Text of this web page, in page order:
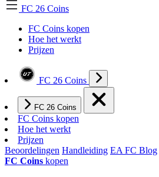
FC 26 Coins
FC Coins kopen
Hoe het werkt
Prijzen
FC 26 Coins
FC 26 Coins
FC Coins kopen
Hoe het werkt
Prijzen
Beoordelingen Handleiding EA FC Blog
FC Coins kopen